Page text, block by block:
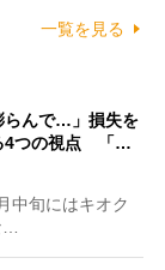
一覧を見る
らんで…」損失を
4つの視点 「…
中旬にはキオク
…